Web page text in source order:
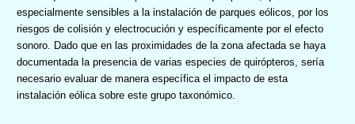
especialmente sensibles a la instalación de parques eólicos, por los
riesgos de colisión y electrocución y específicamente por el efecto
sonoro. Dado que en las proximidades de la zona afectada se haya
documentada la presencia de varias especies de quirópteros, sería
necesario evaluar de manera específica el impacto de esta
instalación eólica sobre este grupo taxonómico.